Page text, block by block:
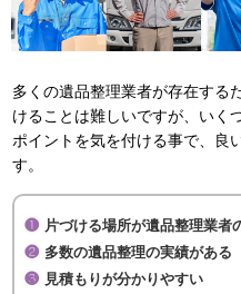
多くの遺品整理業者が存在する
けることは難しいですが、いく
ポイントを気を付ける事で、良
す。
片づける場所が遺品整理業者
多数の遺品整理の実績がある
見積もりが分かりやすい